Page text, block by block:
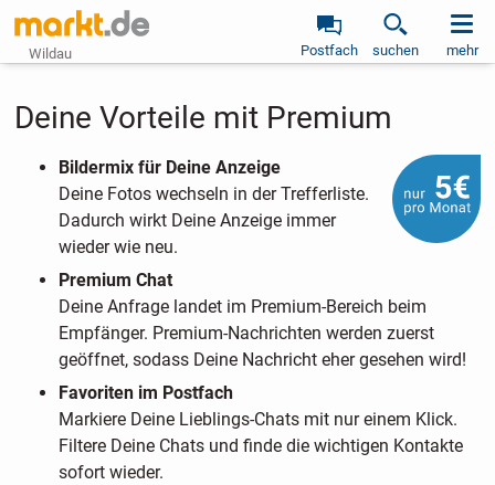
Wildau Postfach suchen mehr
Deine Vorteile mit Premium
Bildermix für Deine Anzeige
Deine Fotos wechseln in der Trefferliste.
Dadurch wirkt Deine Anzeige immer
wieder wie neu.
Premium Chat
Deine Anfrage landet im Premium-Bereich beim
Empfänger. Premium-Nachrichten werden zuerst
geöffnet, sodass Deine Nachricht eher gesehen wird!
Favoriten im Postfach
Markiere Deine Lieblings-Chats mit nur einem Klick.
Filtere Deine Chats und finde die wichtigen Kontakte
sofort wieder.